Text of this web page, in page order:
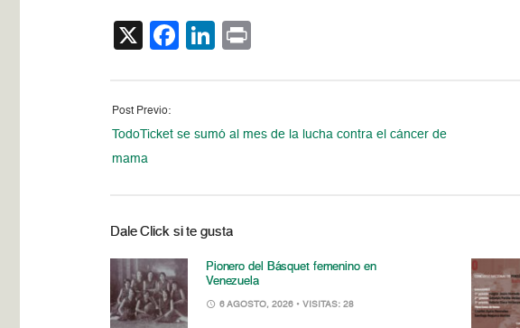
X Facebook
LinkedIn
Post Previo:
TodoTicket se sumó al mes de la lucha contra el cáncer de
mama
Dale Click si te gusta
Pionero del Básquet femenino en
Venezuela
6 AGOSTO, 2026 • VISITAS: 28